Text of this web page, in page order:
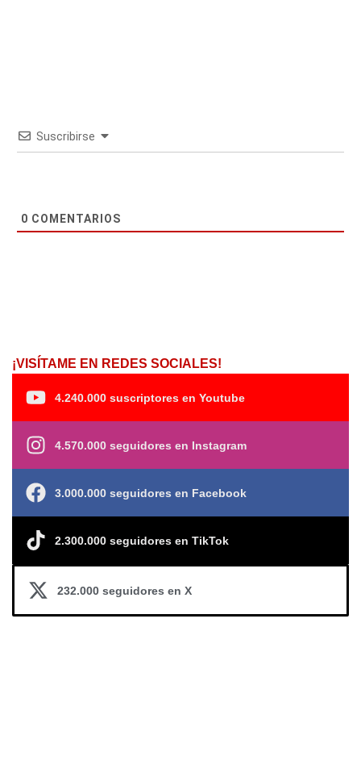
Suscribirse
0 COMENTARIOS
¡VISÍTAME EN REDES SOCIALES!
4.240.000 suscriptores en Youtube
4.570.000 seguidores en Instagram
3.000.000 seguidores en Facebook
2.300.000 seguidores en TikTok
232.000 seguidores en X